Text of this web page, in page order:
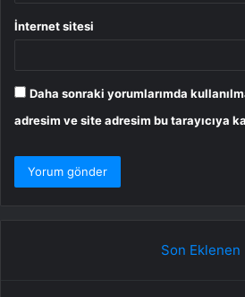
İnternet sitesi
Daha sonraki yorumlarımda
adresim ve site adresim bu tarayıcıya
Son Eklenen